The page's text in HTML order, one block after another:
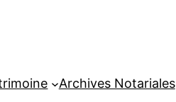
Archives Notariales